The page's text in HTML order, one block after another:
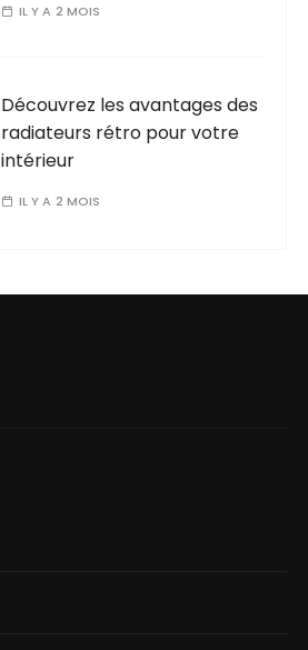
IL Y A 2 MOIS
Découvrez les avantages des
radiateurs rétro pour votre
intérieur
IL Y A 2 MOIS